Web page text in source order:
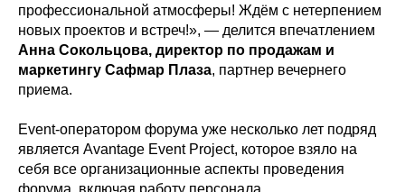
профессиональной атмосферы! Ждём с нетерпением
новых проектов и встреч!», — делится впечатлением
Анна Сокольцова, директор по продажам и
маркетингу Сафмар Плаза, партнер вечернего
приема.
Event-оператором форума уже несколько лет подряд
является Avantage Event Project, которое взяло на
себя все организационные аспекты проведения
форума, включая работу персонала.